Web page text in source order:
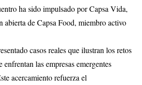
ha sido impulsado por Capsa Vida,
abierta de Capsa Food, miembro activo
casos reales que ilustran los retos
las empresas emergentes
acercamiento refuerza el